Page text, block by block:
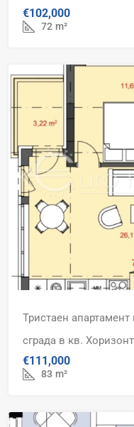
€102,000
72 m²
Тристаен
сграда в кв. Хоризонт
€111,000
83 m²